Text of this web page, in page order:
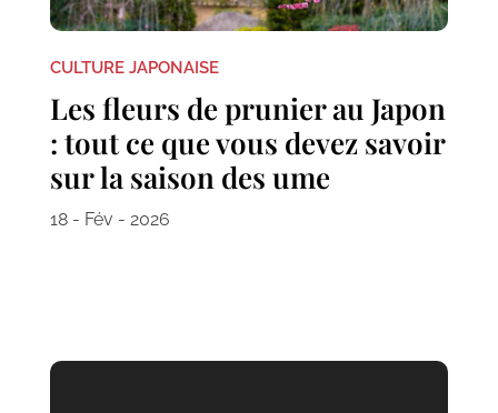
CULTURE JAPONAISE
Les fleurs de prunier au Japon
: tout ce que vous devez savoir
sur la saison des ume
18 - Fév - 2026